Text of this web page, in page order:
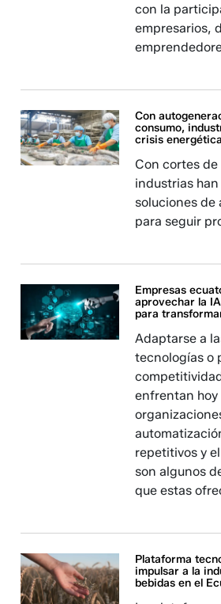
con la
empresarios,
Con
consumo,
crisis energética
Con cortes de
industrias
soluciones de
para seguir
Empresas
aprovechar la
para
Adaptarse a
tecnologías o
enfrentan hoy
repetitivos y
son algunos
que estas
Plataforma
impulsar a la
bebidas en el